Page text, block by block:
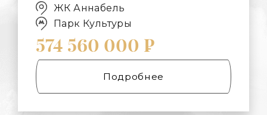
ЖК Аннабель
Парк Культуры
574 560 000 ₽
Подробнее